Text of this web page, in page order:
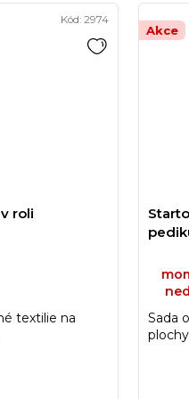
roli
textilie na
Kód: 2974
Akce
Sada